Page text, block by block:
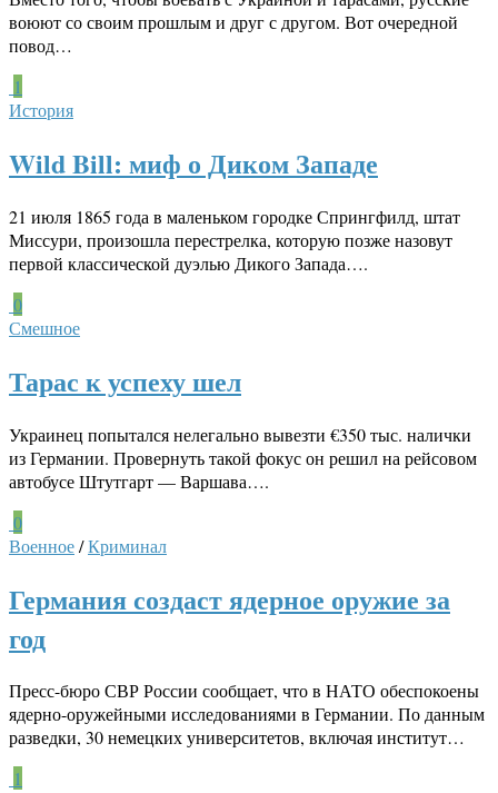
воюют со своим прошлым и друг с другом. Вот очередной
повод…
1
История
Wild Bill: миф о Диком Западе
21 июля 1865 года в маленьком городке Спрингфилд, штат
Миссури, произошла перестрелка, которую позже назовут
первой классической дуэлью Дикого Запада….
0
Смешное
Тарас к успеху шел
Украинец попытался нелегально вывезти €350 тыс. налички
из Германии. Провернуть такой фокус он решил на рейсовом
автобусе Штутгарт — Варшава….
0
Военное/Криминал
Германия создаст ядерное оружие за
год
Пресс-бюро СВР России сообщает, что в НАТО обеспокоены
ядерно-оружейными исследованиями в Германии. По данным
разведки, 30 немецких университетов, включая институт…
1